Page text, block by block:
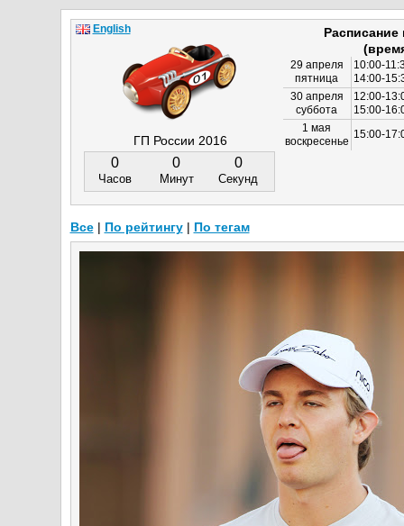
ГП России 2016
0
Часов
0
Минут
0
Секунд
29 апреля
пятница
10:00-
14:00-
30 апреля
суббота
12:00-
15:00-
1 мая
воскресенье
15:00-
English
Все| По рейтингу| По тегам